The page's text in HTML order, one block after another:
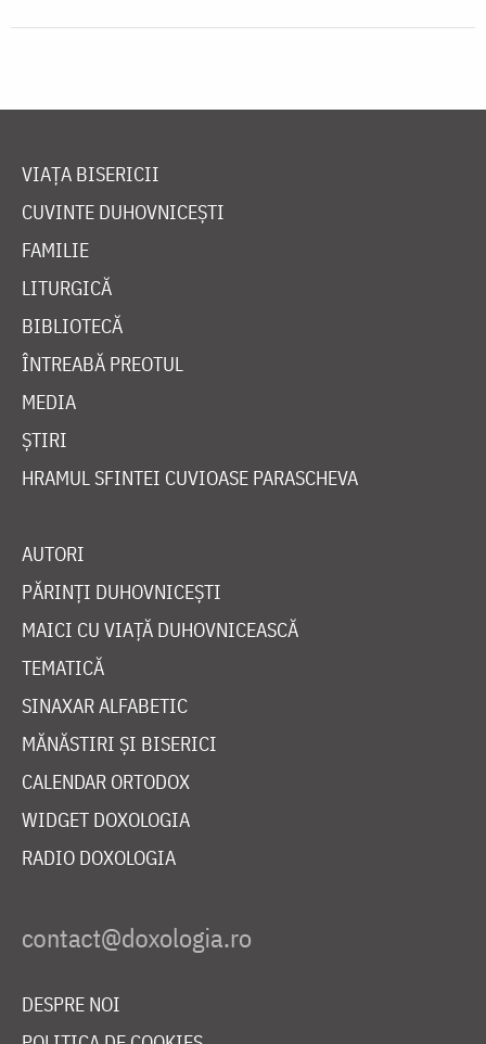
VIAȚA BISERICII
CUVINTE DUHOVNICEȘTI
FAMILIE
LITURGICĂ
BIBLIOTECĂ
ÎNTREABĂ PREOTUL
MEDIA
ȘTIRI
HRAMUL SFINTEI CUVIOASE PARASCHEVA
AUTORI
PĂRINȚI DUHOVNICEȘTI
MAICI CU VIAȚĂ DUHOVNICEASCĂ
TEMATICĂ
SINAXAR ALFABETIC
MĂNĂSTIRI ȘI BISERICI
CALENDAR ORTODOX
WIDGET DOXOLOGIA
RADIO DOXOLOGIA
DESPRE NOI